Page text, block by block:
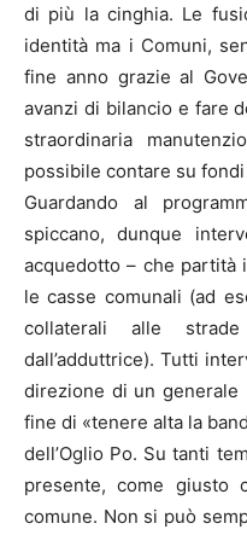
di più la cinghia. Le
identità ma i Comuni,
fine anno grazie al
avanzi di bilancio e fare
straordinaria
possibile contare su
Guardando al
spiccano, dunque
acquedotto – che partità
le casse comunali (ad
collaterali alle
dall’adduttrice). Tutti
direzione di un
fine di «tenere alta la
dell’Oglio Po. Su tanti
presente, come giusto
comune. Non si può